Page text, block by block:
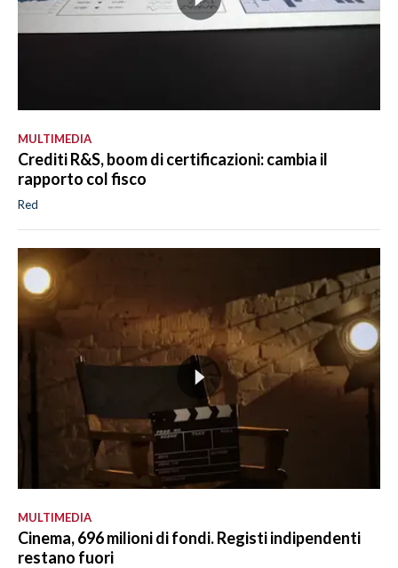
MULTIMEDIA
Crediti R&S, boom di certificazioni: cambia il
rapporto col fisco
Red
MULTIMEDIA
Cinema, 696 milioni di fondi. Registi indipendenti
restano fuori